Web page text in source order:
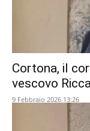
Cortona, il
vescovo
9 Febbraio 2026 13:26